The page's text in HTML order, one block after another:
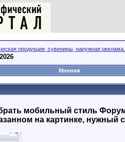
продукция, сувениры, наружная реклама.
Мнения
мобильный стиль
на картинке, нужный